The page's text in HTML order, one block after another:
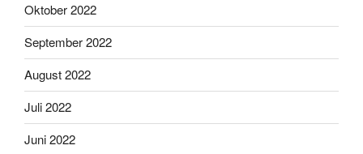
Oktober 2022
September 2022
August 2022
Juli 2022
Juni 2022